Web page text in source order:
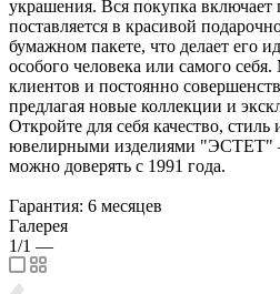
украшения. Вся покупка
поставляется в красивой
бумажном пакете, что делает его
особого человека или самого
клиентов и постоянно
предлагая новые коллекции и
Откройте для себя качество, стиль
ювелирными изделиями "ЭСТЕТ"
можно доверять с 1991 года.
Гарантия: 6 месяцев
Галерея
1/1 —